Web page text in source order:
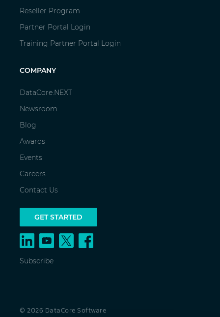
Reseller Program
Partner Portal Login
Training Partner Portal Login
COMPANY
DataCore.NEXT
Newsroom
Blog
Awards
Events
Careers
Contact Us
GET STARTED
Subscribe
© 2026 DataCore Software